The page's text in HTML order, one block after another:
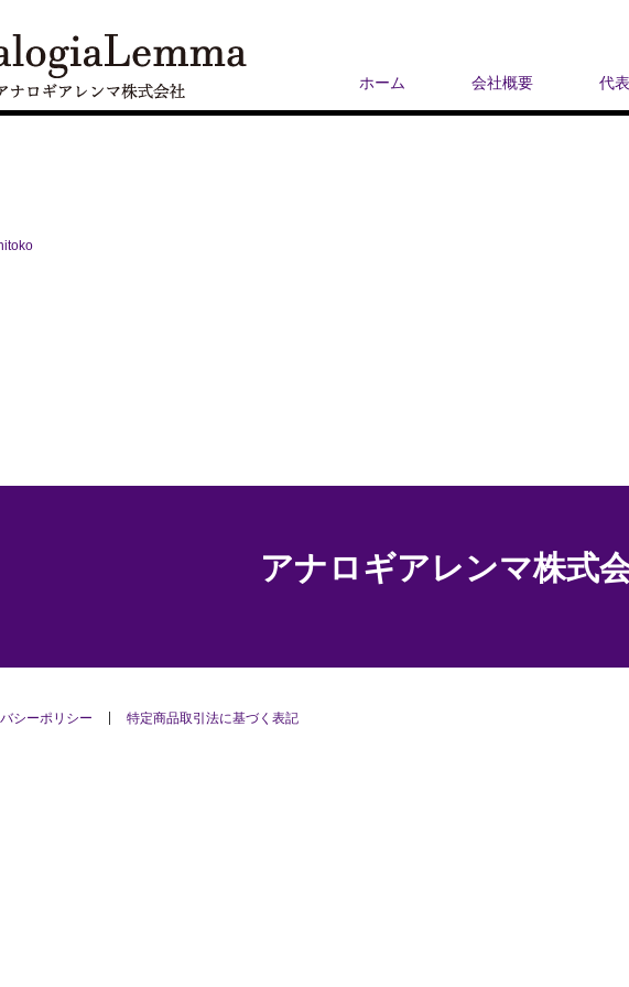
ホーム 会社概要 代
アナロギアレンマ株式
シーポリシー ​特定商品取引法に基づく表記